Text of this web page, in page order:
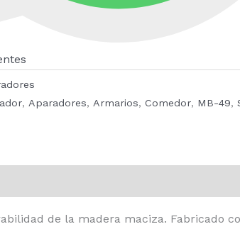
, Aparadores, Armarios, Comedor, MB-49,
de la madera maciza. Fabricado